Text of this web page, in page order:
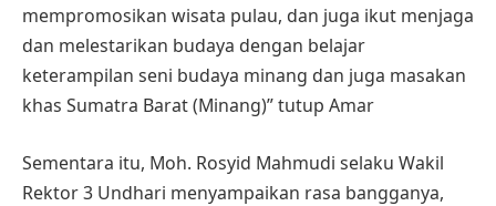
mempromosikan wisata pulau, dan juga ikut menjaga
dan melestarikan budaya dengan belajar
keterampilan seni budaya minang dan juga masakan
khas Sumatra Barat (Minang)” tutup Amar
Sementara itu, Moh. Rosyid Mahmudi selaku Wakil
Rektor 3 Undhari menyampaikan rasa bangganya,